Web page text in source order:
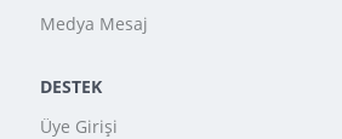
Medya Mesaj
DESTEK
Üye Girişi